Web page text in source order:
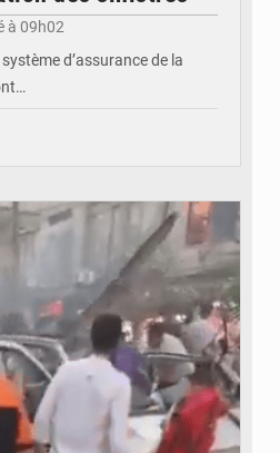
à 09h02
d’assurance de la